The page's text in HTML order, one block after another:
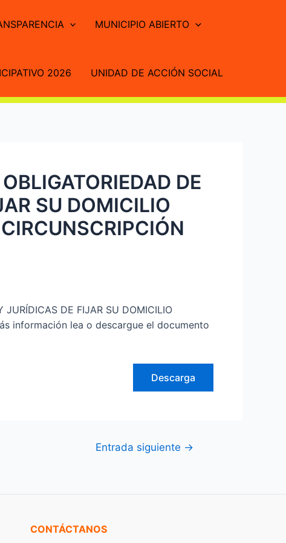
MUNICIPIO ABIERTO
2026 UNIDAD DE ACCIÓN SOCIAL
DE
SU DOMICILIO
JURÍDICAS DE FIJAR SU DOMICILIO
información lea o descargue el documento
Descarga
Entrada siguiente →
CONTÁCTANOS